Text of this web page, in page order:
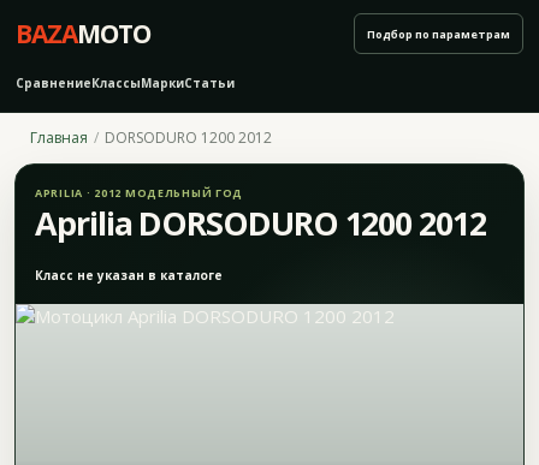
BAZAMOTO
СравнениеКлассыМаркиСтатьи
Подбор по параметрам
Главная DORSODURO 1200 2012
APRILIA · 2012 МОДЕЛЬНЫЙ ГОД
Aprilia DORSODURO 1200 2012
Класс не указан в каталоге